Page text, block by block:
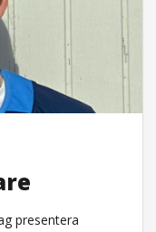
presentera